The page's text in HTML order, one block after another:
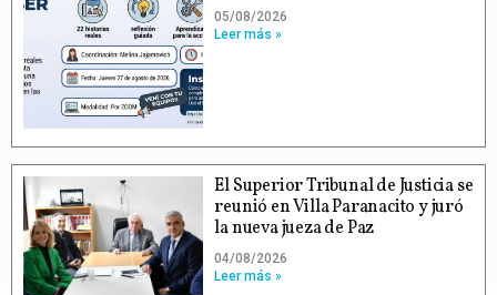
05/08/2026
Leer más »
El Superior Tribunal de Justicia se
reunió en Villa Paranacito y juró
la nueva jueza de Paz
04/08/2026
Leer más »